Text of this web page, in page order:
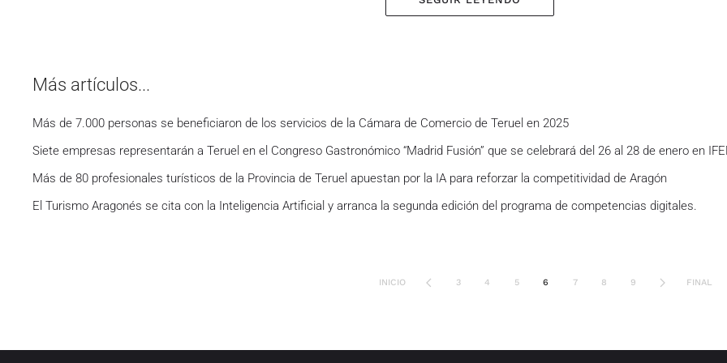
Más artículos...
Más de 7.000 personas se beneficiaron de los servicios de la Cámara de Comercio de Teruel en 2025
Siete empresas representarán a Teruel en el Congreso Gastronómico “Madrid Fusión” que se celebrará del 26 al 28 de enero en
Más de 80 profesionales turísticos de la Provincia de Teruel apuestan por la IA para reforzar la competitividad de Aragón
El Turismo Aragonés se cita con la Inteligencia Artificial y arranca la segunda edición del programa de competencias digitales.
INICIO 3 4 5 6 7 8 9 FINAL